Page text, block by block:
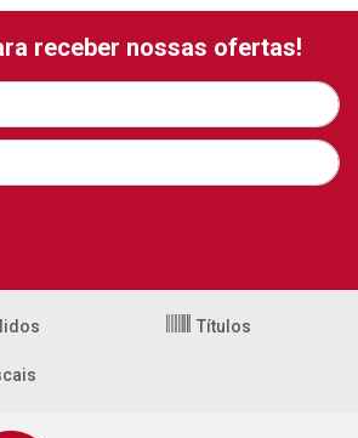
receber nossas ofertas!
Títulos